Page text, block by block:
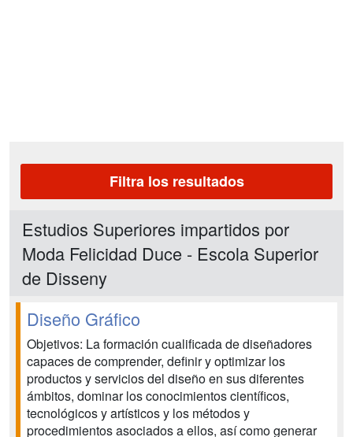
Filtra los resultados
Estudios Superiores impartidos por
Moda Felicidad Duce - Escola Superior
de Disseny
Diseño Gráfico
Objetivos: La formación cualificada de diseñadores
capaces de comprender, definir y optimizar los
productos y servicios del diseño en sus diferentes
ámbitos, dominar los conocimientos científicos,
tecnológicos y artísticos y los métodos y
procedimientos asociados a ellos, así como generar